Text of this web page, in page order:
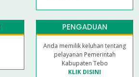
PENGADUAN
Anda memilik keluhan tentang
pelayanan Pemerintah
Kabupaten Tebo
KLIK DISINI